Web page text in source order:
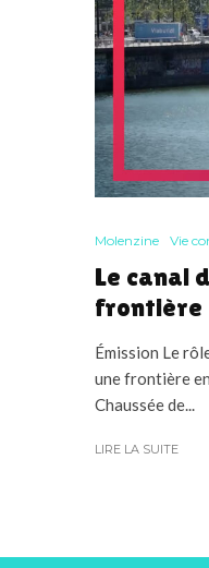
Molenzine Vie
Le canal
frontière
Émission Le
une frontière
Chaussée de...
LIRE LA SUITE